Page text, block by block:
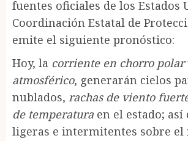
fuentes oficiales de los Estados
Coordinación Estatal de
emite el siguiente pronóstico:
Hoy, la corriente en chorro polar
atmosférico, generarán cielos
nublados, rachas de viento
de temperatura en el estado;
ligeras e intermitentes sobre el